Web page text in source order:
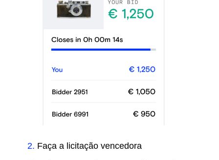
2. Faça a licitação vencedora